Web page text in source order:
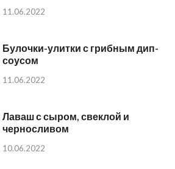
11.06.2022
Булочки-улитки с грибным дип-
соусом
11.06.2022
Лаваш с сыром, свеклой и
черносливом
10.06.2022